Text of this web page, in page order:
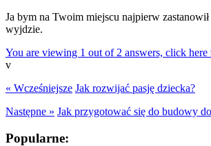
Ja bym na Twoim miejscu najpierw zastanowił
wyjdzie.
You are viewing 1 out of 2 answers, click
v
« Wcześniejsze Jak rozwijać pasję dziecka?
Następne » Jak przygotować się do budowy
Popularne: